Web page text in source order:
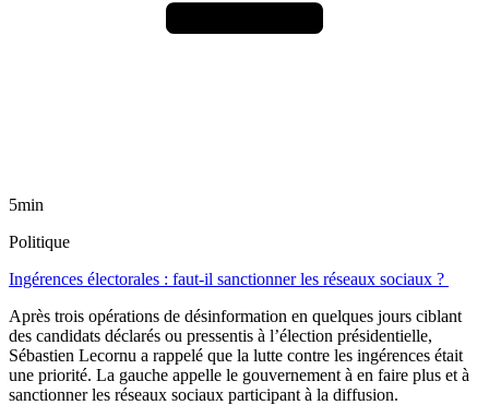
5min
Politique
Ingérences électorales : faut-il sanctionner les réseaux sociaux ?
Après trois opérations de désinformation en quelques jours ciblant
des candidats déclarés ou pressentis à l’élection présidentielle,
Sébastien Lecornu a rappelé que la lutte contre les ingérences était
une priorité. La gauche appelle le gouvernement à en faire plus et à
sanctionner les réseaux sociaux participant à la diffusion.